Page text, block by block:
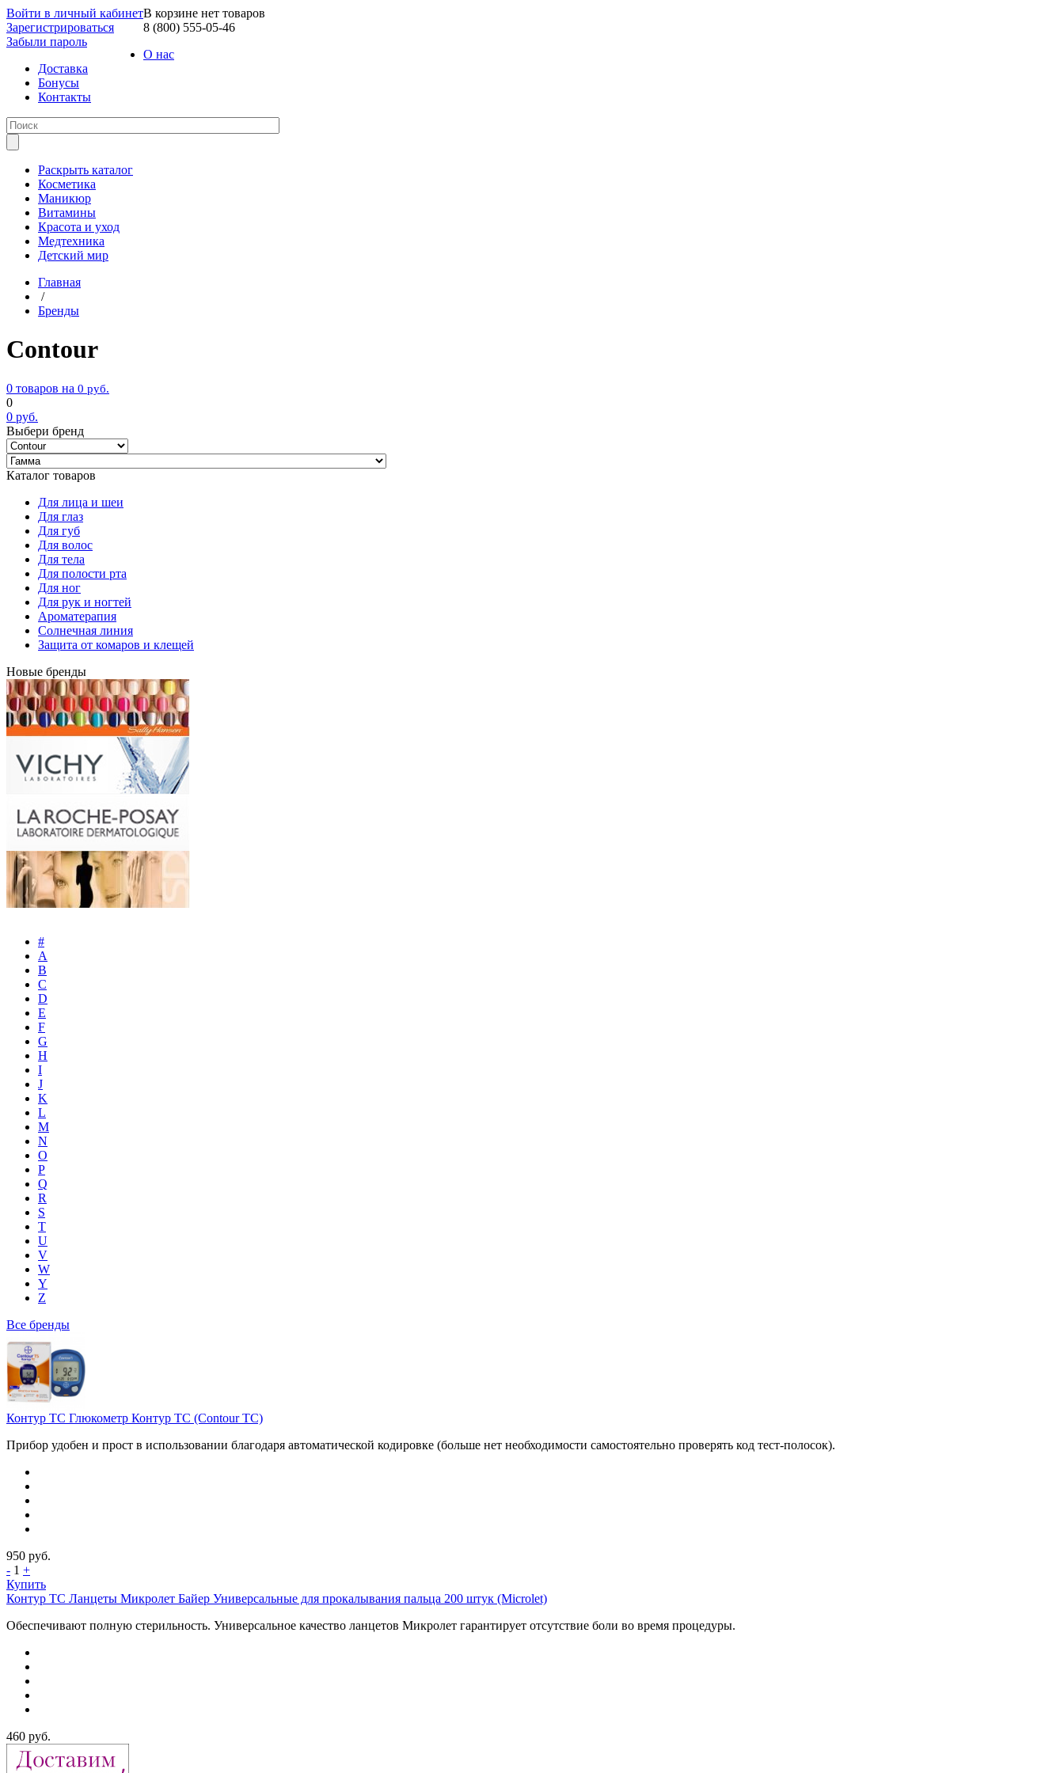
Войти в личный кабинет
Зарегистрироваться
Забыли пароль
В корзине нет товаров
8 (800) 555-05-46
О нас
Доставка
Бонусы
Контакты
Раскрыть каталог
Косметика
Маникюр
Витамины
Красота и уход
Медтехника
Детский мир
Главная
/
Бренды
Contour
0 товаров на 0 руб.
0
0 руб.
Выбери бренд
Каталог товаров
Для лица и шеи
Для глаз
Для губ
Для волос
Для тела
Для полости рта
Для ног
Для рук и ногтей
Ароматерапия
Солнечная линия
Защита от комаров и клещей
Новые бренды
#
A
B
C
D
E
F
G
H
I
J
K
L
M
N
O
P
Q
R
S
T
U
V
W
Y
Z
Все бренды
Контур ТС Глюкометр Контур ТС (Contour TC)
Прибор удобен и прост в использовании благодаря автоматической кодировке (больше нет необходимости самостоятельно проверять код тест-полосок).
950 руб.
- 1 +
Купить
Контур ТС Ланцеты Микролет Байер Универсальные для прокалывания пальца 200 штук (Microlet)
Обеспечивают полную стерильность. Универсальное качество ланцетов Микролет гарантирует отсутствие боли во время процедуры.
460 руб.